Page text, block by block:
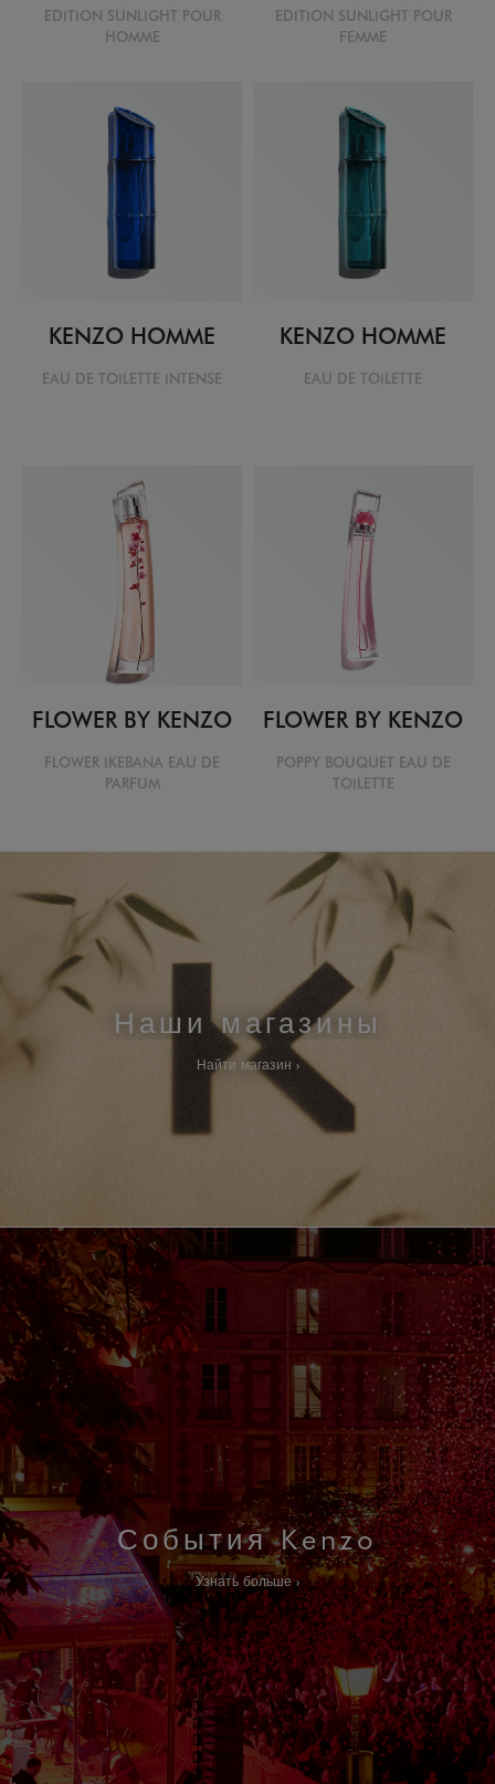
EDITION SUNLIGHT POUR
HOMME
EDITION SUNLIGHT POUR
FEMME
KENZO HOMME
EAU DE TOILETTE INTENSE
KENZO HOMME
EAU DE TOILETTE
FLOWER BY KENZO
FLOWER IKEBANA EAU DE
PARFUM
FLOWER BY KENZO
POPPY BOUQUET EAU DE
TOILETTE
Наши магазины
Найти магазин
События Kenzo
Узнать больше